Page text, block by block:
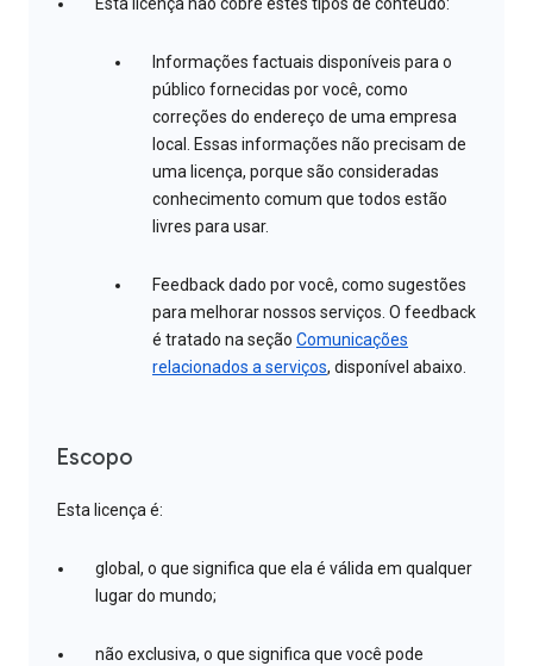
Esta licença não cobre estes tipos de conteúdo:
Informações factuais disponíveis para o
público fornecidas por você, como
correções do endereço de uma empresa
local. Essas informações não precisam de
uma licença, porque são consideradas
conhecimento comum que todos estão
livres para usar.
Feedback dado por você, como sugestões
para melhorar nossos serviços. O feedback
é tratado na seção Comunicações
relacionados a serviços, disponível abaixo.
Escopo
Esta licença é:
global, o que significa que ela é válida em qualquer
lugar do mundo;
não exclusiva, o que significa que você pode